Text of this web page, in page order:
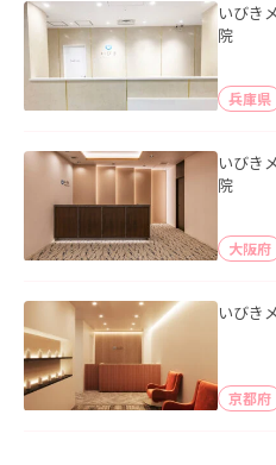
いびき
院
兵庫県
いびき
院
大阪府
いびき
京都府